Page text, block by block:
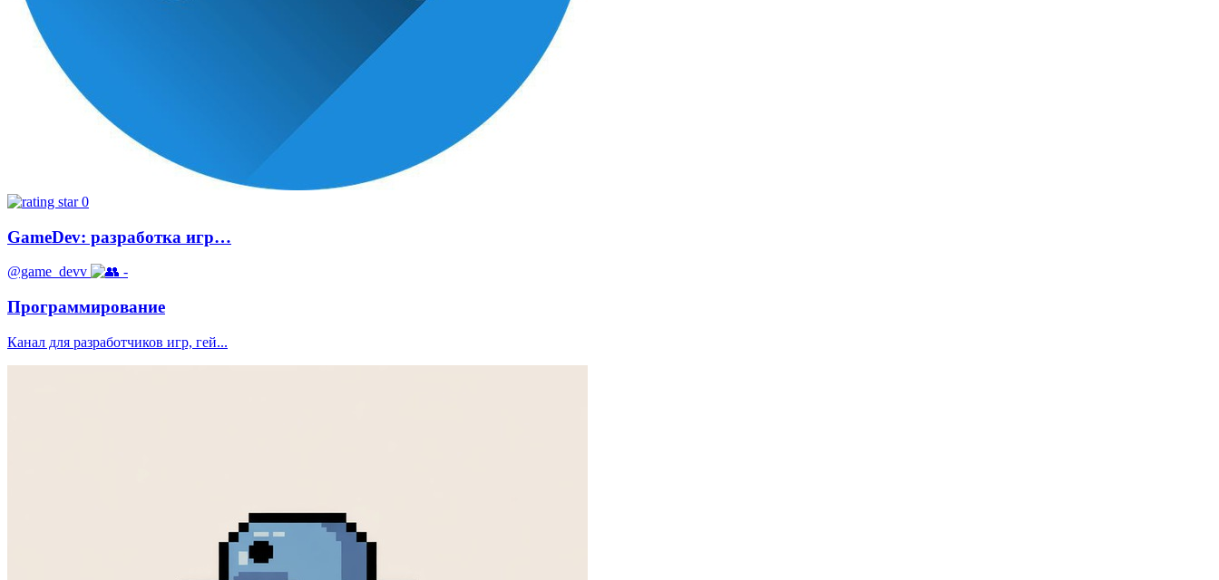
0
GameDev: разработка игр…
@game_devv -
Программирование
Канал для разработчиков игр, гей...